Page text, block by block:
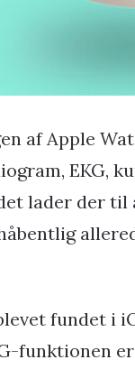
af Apple
EKG,
lader der til
fundet i
funktionen